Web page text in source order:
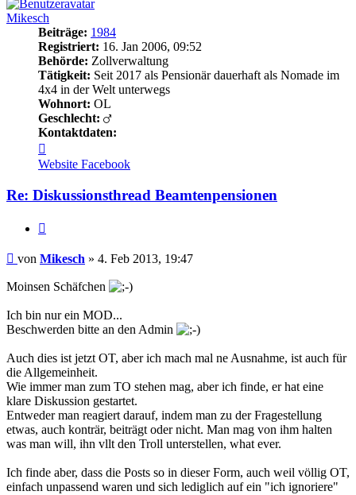
Mikesch
Beiträge: 1984
Registriert: 16. Jan 2006, 09:52
Behörde: Zollverwaltung
Tätigkeit: Seit 2017 als Pensionär dauerhaft als Nomade im
4x4 in der Welt unterwegs
Wohnort: OL
Geschlecht:
Kontaktdaten:
von
Mikesch
Website Facebook
Re: Diskussionsthread Beamtenpensionen
Beitrag
von Mikesch » 4. Feb 2013, 19:47
Moinsen Schäfchen
Ich bin nur ein MOD...
Beschwerden bitte an den Admin
Auch dies ist jetzt OT, aber ich mach mal ne Ausnahme, ist auch für
die Allgemeinheit.
Wie immer man zum TO stehen mag, aber ich finde, er hat eine
klare Diskussion gestartet.
Entweder man reagiert darauf, indem man zu der Fragestellung
etwas, auch konträr, beiträgt oder nicht. Man mag von ihm halten
was man will, ihn vllt den Troll unterstellen, what ever.
Ich finde aber, dass die Posts so in dieser Form, auch weil völlig OT,
einfach unpassend waren und sich lediglich auf ein "ich ignoriere"